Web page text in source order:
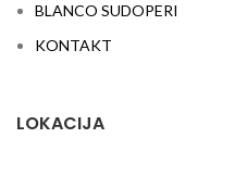
BLANCO SUDOPERI
KONTAKT
LOKACIJA